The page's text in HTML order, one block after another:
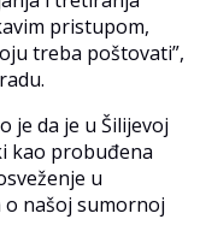
pristupom,
treba poštovati”,
je da je u Šilijevoj
kao probuđena
u
našoj sumornoj